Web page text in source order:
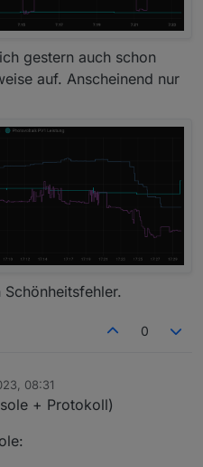
gestern auch schon
auf. Anscheinend nur
0
08:31
+ Protokoll)